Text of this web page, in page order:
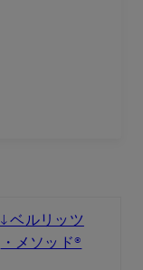
↓ベルリッツ
・メソッド®